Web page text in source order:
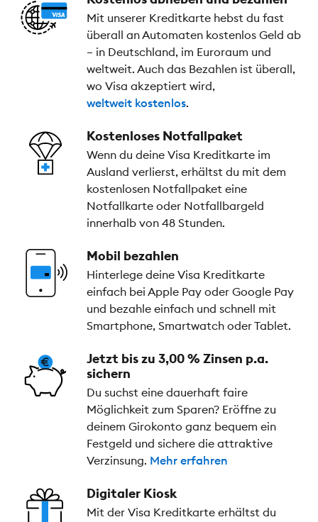
Mit unserer Kreditkarte hebst du fast
überall an Automaten kostenlos Geld ab
– in Deutschland, im Euroraum und
weltweit. Auch das Bezahlen ist überall,
wo Visa akzeptiert wird,
weltweit kostenlos.
Kostenloses Notfallpaket
Wenn du deine Visa Kreditkarte im
Ausland verlierst, erhältst du mit dem
kostenlosen Notfallpaket eine
Notfallkarte oder Notfallbargeld
innerhalb von 48 Stunden.
Mobil bezahlen
Hinterlege deine Visa Kreditkarte
einfach bei Apple Pay oder Google Pay
und bezahle einfach und schnell mit
Smartphone, Smartwatch oder Tablet.
Jetzt bis zu 3,00 % Zinsen p.a.
sichern
Du suchst eine dauerhaft faire
Möglichkeit zum Sparen? Eröffne zu
deinem Girokonto ganz bequem ein
Festgeld und sichere die attraktive
Verzinsung. Mehr erfahren
Digitaler Kiosk
Mit der Visa Kreditkarte erhältst du